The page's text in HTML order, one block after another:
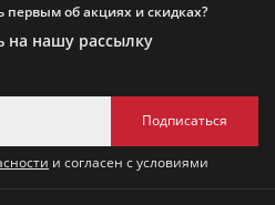
первым об акциях и скидках?
на нашу рассылку
Подписаться
и согласен с условиями